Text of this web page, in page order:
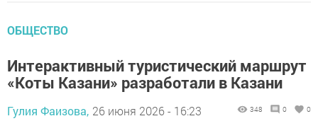
ОБЩЕСТВО
Интерактивный туристический маршрут
«Коты Казани» разработали в Казани
Гулия Фаизова, 26 июня 2026 - 16:23 348 0 0